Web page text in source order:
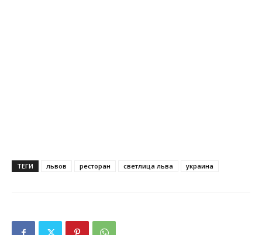
ТЕГИ львов ресторан светлица льва украина